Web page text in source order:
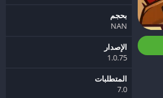
بحجم
NAN
الإصدار
1.0.75
المتطلبات
7.0